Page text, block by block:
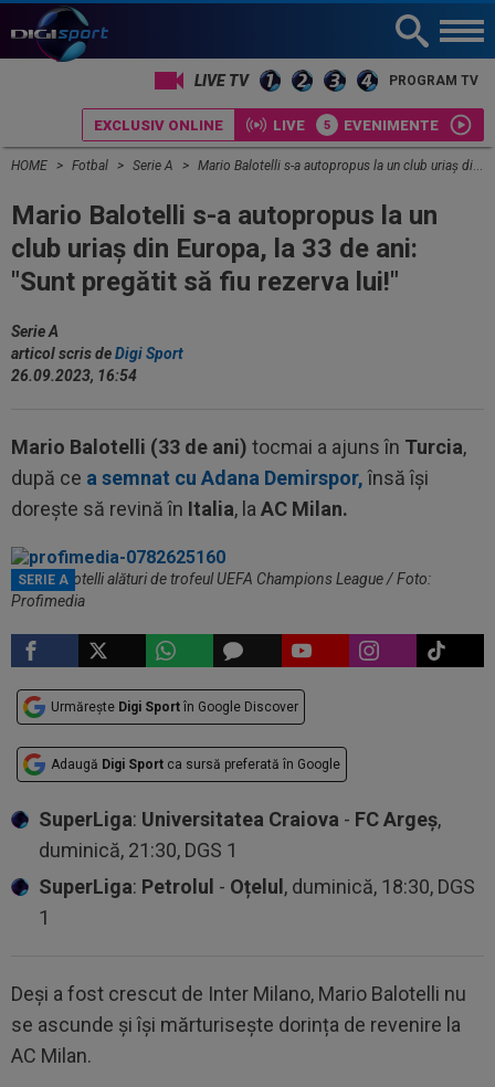
LIVE TV PROGRAM TV
EXCLUSIV ONLINE LIVE EVENIMENTE
HOME Fotbal Serie A Mario Balotelli s-a autopropus la un club uriaș din Europa, la 33 de ani: "Sunt pregătit să fiu rezerva lui!"
Mario Balotelli s-a autopropus la un
club uriaș din Europa, la 33 de ani:
"Sunt pregătit să fiu rezerva lui!"
Serie A
articol scris deDigi Sport
26.09.2023, 16:54
Mario Balotelli (33 de ani) tocmai a ajuns în Turcia,
după ce a semnat cu Adana Demirspor,însă își
dorește să revină în Italia, la AC Milan.
SERIE A
Mario Balotelli alături de trofeul UEFA Champions League / Foto:
Profimedia
Urmărește Digi Sport în Google Discover
Adaugă Digi Sport ca sursă preferată în Google
SuperLiga: Universitatea Craiova - FC Argeș,
duminică, 21:30, DGS 1
SuperLiga: Petrolul - Oțelul , duminică, 18:30, DGS
1
Deși a fost crescut de Inter Milano, Mario Balotelli nu
se ascunde și își mărturisește dorința de revenire la
AC Milan.